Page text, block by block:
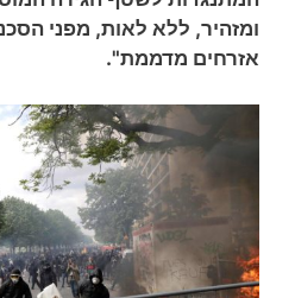
ומזהיר, ללא לאות, מפני
אזרחים מדממת".